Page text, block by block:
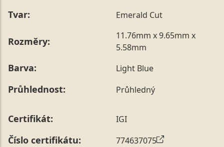
Tvar: Emerald Cut
Rozměry:
11.76mm x 9.65mm x
5.58mm
Barva: Light Blue
Průhlednost: Průhledný
Certifikát: IGI
Číslo certifikátu: 774637075